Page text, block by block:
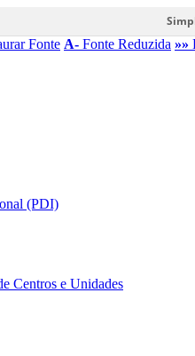
Fonte A- Fonte Reduzida »»
(PDI)
Centros e Unidades